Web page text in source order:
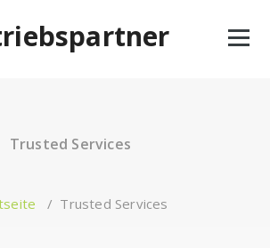
Trusted Services
/ Trusted Services